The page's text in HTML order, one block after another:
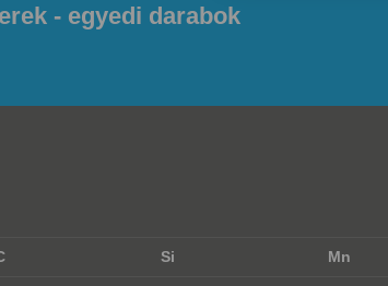
- egyedi darabok
Si Mn